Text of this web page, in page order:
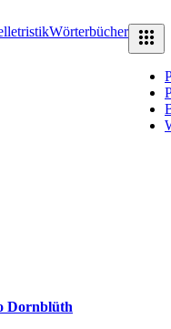
Wörterbücher
Dornblüth